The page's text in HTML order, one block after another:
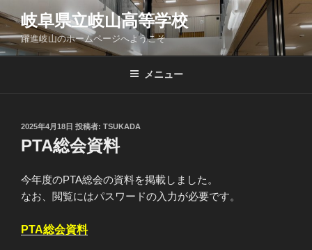
ン
テ
ン
岐阜県立岐山高等学校
躍進岐山のホームページへようこそ
メニュー
投
稿
日:
2025年4月18日 投稿者: TSUKADA
PTA総会資料
今年度のPTA総会の資料を掲載しました。
なお、閲覧にはパスワードの入力が必要です。
PTA総会資料